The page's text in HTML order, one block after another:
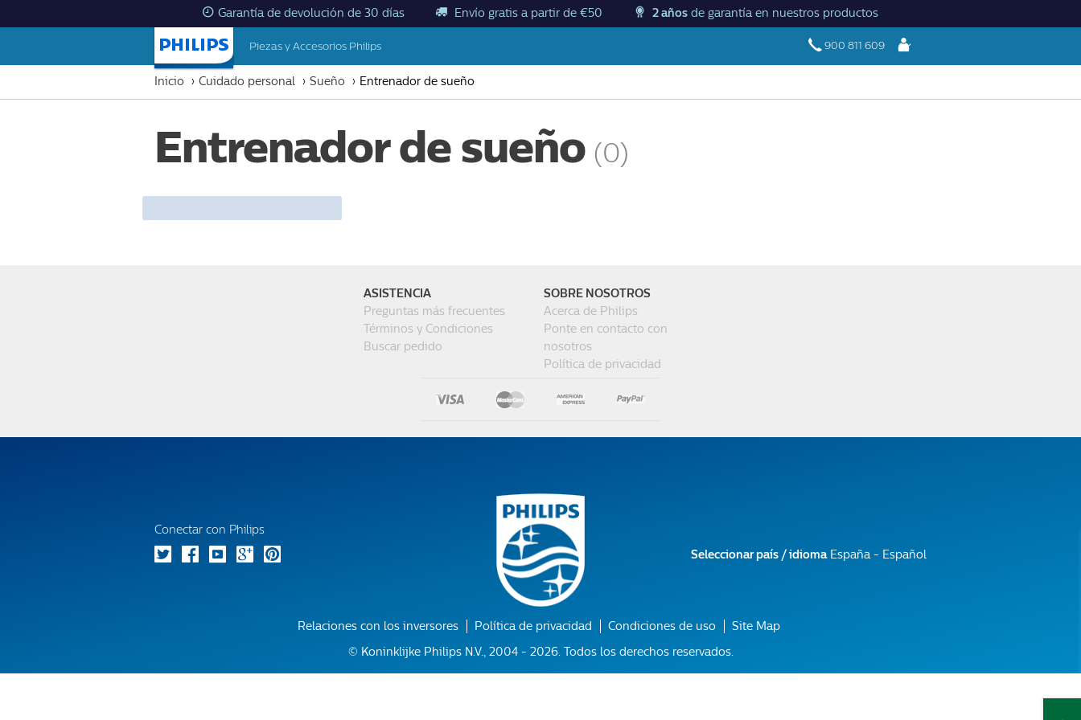
Garantía de devolución de 30 días Envío gratis a partir de €50 2 años de garantía en nuestros productos
Piezas y Accesorios Philips 900 811 609
Iniciar
sesión
Inicio Cuidado personal Sueño Entrenador de sueño
Entrenador de sueño (0)
ASISTENCIA
Preguntas más frecuentes
Términos y Condiciones
Buscar pedido
SOBRE NOSOTROS
Acerca de Philips
Ponte en contacto con
nosotros
Política de privacidad
Conectar con Philips
Relaciones con los inversores Política de privacidad Condiciones de uso
Site Map
© Koninklijke Philips N.V., 2004 - 2026. Todos los derechos reservados.
Seleccionar país / idiomaEspaña - Español